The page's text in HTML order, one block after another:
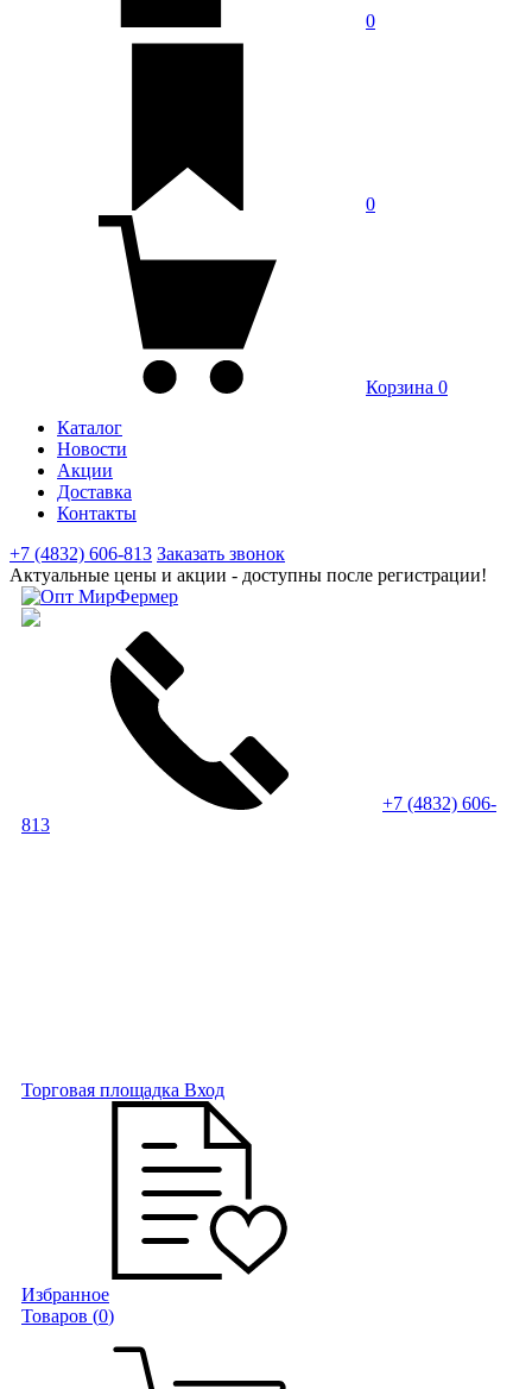
0
0
Корзина 0
Каталог
Новости
Акции
Доставка
Контакты
+7 (4832) 606-813 Заказать звонок
Актуальные цены и акции - доступны после регистрации!
+7 (4832) 606-
813
Торговая площадка Вход
Избранное
Товаров (0)